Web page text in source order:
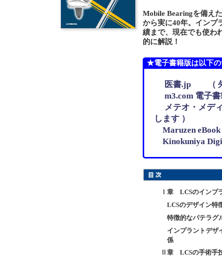
Mobile Bearingを備え
から実に40年。インプ
績まで、現在でも使わ
的に解説！
★電子書籍版は以下
医書.jp （ 外
m3.com 電子書
メテオ・メデ
します ）
Maruzen
Kinokuniya
Ⅰ章 LCSのインプ
LCSのデザイン特
特徴的なパテラグ
インプラントデザ
係
Ⅱ章 LCSの手術手